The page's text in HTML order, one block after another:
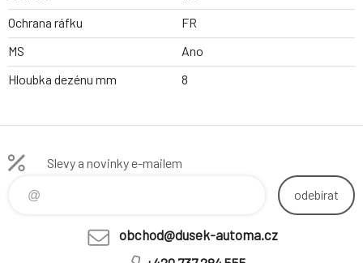
Ochrana ráfku
FR
MS
Ano
Hloubka dezénu mm
8
Slevy a novinky e-mailem
odebírat
obchod@dusek-automa.cz